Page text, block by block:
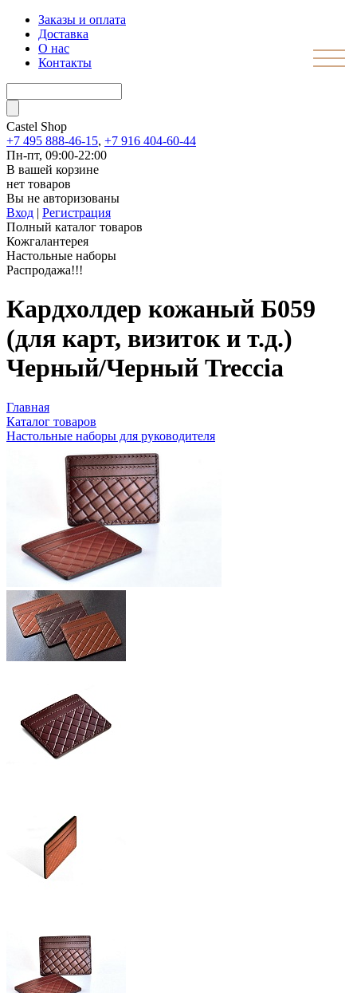
Заказы и оплата
Доставка
О нас
Контакты
Castel Shop
+7 495 888-46-15, +7 916 404-60-44
Пн-пт, 09:00-22:00
В вашей корзине
нет товаров
Вы не авторизованы
Вход | Регистрация
Полный каталог товаров
Кожгалантерея
Настольные наборы
Распродажа!!!
Кардхолдер кожаный Б059
(для карт, визиток и т.д.)
Черный/Черный Treccia
Главная
Каталог товаров
Настольные наборы для руководителя